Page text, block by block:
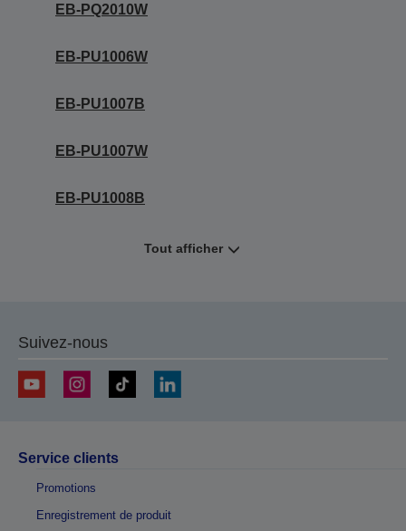
EB-PQ2010W
EB-PU1006W
EB-PU1007B
EB-PU1007W
EB-PU1008B
Tout afficher
Suivez-nous
Service clients
Promotions
Enregistrement de produit